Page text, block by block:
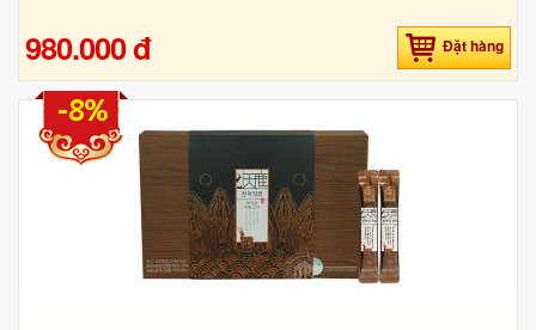
980.000 đ Đặt hàng
-8%